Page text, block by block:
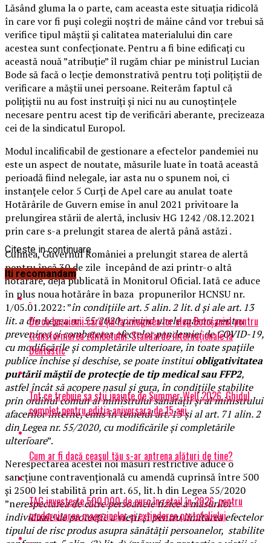
Lăsând gluma la o parte, cam aceasta este situația ridicolă
în care vor fi puși colegii noștri de mâine când vor trebui să
verifice tipul măștii și calitatea materialului din care
acestea sunt confecționate. Pentru a fi bine edificați cu
această nouă ”atribuție” îl rugăm chiar pe ministrul Lucian
Bode să facă o lecție demonstrativă pentru toți polițiștii de
verificare a măștii unei persoane. Reiterăm faptul că
polițiștii nu au fost instruiți și nici nu au cunoștințele
necesare pentru acest tip de verificări aberante, precizeaza
cei de la sindicatul Europol.
Modul incalificabil de gestionare a efectelor pandemiei nu
este un aspect de noutate, măsurile luate în toată această
perioadă fiind nelegale, iar asta nu o spunem noi, ci
instanțele celor 5 Curți de Apel care au anulat toate
Hotărârile de Guvern emise în anul 2021 privitoare la
prelungirea stării de alertă, inclusiv HG 1242 /08.12.2021
prin care s-a prelungit starea de alertă până astăzi .
Culmea, Guvernul României a prelungit starea de alertă
pentru încă 30 de zile începând de azi printr-o altă
hotărâre, deja publicată în Monitorul Oficial. Iată ce aduce
în plus noua hotărâre în baza propunerilor HCNSU nr.
1/05.01.2022: ”în condițiile art. 5 alin. 2 lit. d și ale art. 13
lit. a din Legea nr. 55/2020 privind unele măsuri pentru
prevenirea și combaterea efectelor pandemiei de COVID-19,
cu modificările și completările ulterioare, în toate spațiile
publice închise și deschise, se poate instituiobligativitatea
purtării măștii de protecție de tip medical sau FFP2,
astfel încât să acopere nasul și gura, în condițiile stabilite
prin ordinul comun al ministrului sănătății și al ministrului
afacerilor interne, emis în temeiul art. 13 și al art. 71 alin. 2
din Legea nr. 55/2020, cu modificările și completările
ulterioare”.
Nerespectarea acestei noi măsuri restrictive aduce o
sancțiune contravențională cu amendă cuprinsă între 500
și 2500 lei stabilită prin art. 65, lit. h din Legea 55/2020
”nerespectarea de către persoanele fizice a măsurilor
individuale de protecție a vieții și pentru limitarea efectelor
tipului de risc produs asupra sănătății persoanelor, stabilite
Citeste in continuare
Iti recomandam
De ce buzoienii care țin la imaginea lor aleg Botoșaniul pentru
transformarea zâmbetului: Standarde internaționale la
Dentastic
Tot ce trebuie sa stii inainte de Summer Well 2026. Ghidul
complet pentru editia aniversara de 15 ani
Cum ar fi dacă ceasul tău s-ar antrena alături de tine?
TAG investește 500.000 de euro în retail în 2026, pentru
modernizarea magazinelor și extinderea portofoliului